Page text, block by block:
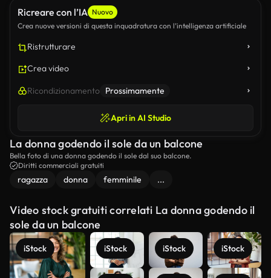
Ricreare con l’IA Nuovo
Crea nuove versioni di questa inquadratura con l’intelligenza artificiale
Ristrutturare
Crea video
Ricondizionamento Prossimamente
Apri in AI Studio
La donna godendo il sole da un balcone
Bella foto di una donna godendo il sole dal suo balcone.
Diritti commerciali gratuiti
ragazza donna femminile ...
Video stock gratuiti correlati La donna godendo il
sole da un balcone
iStock iStock iStock iStock